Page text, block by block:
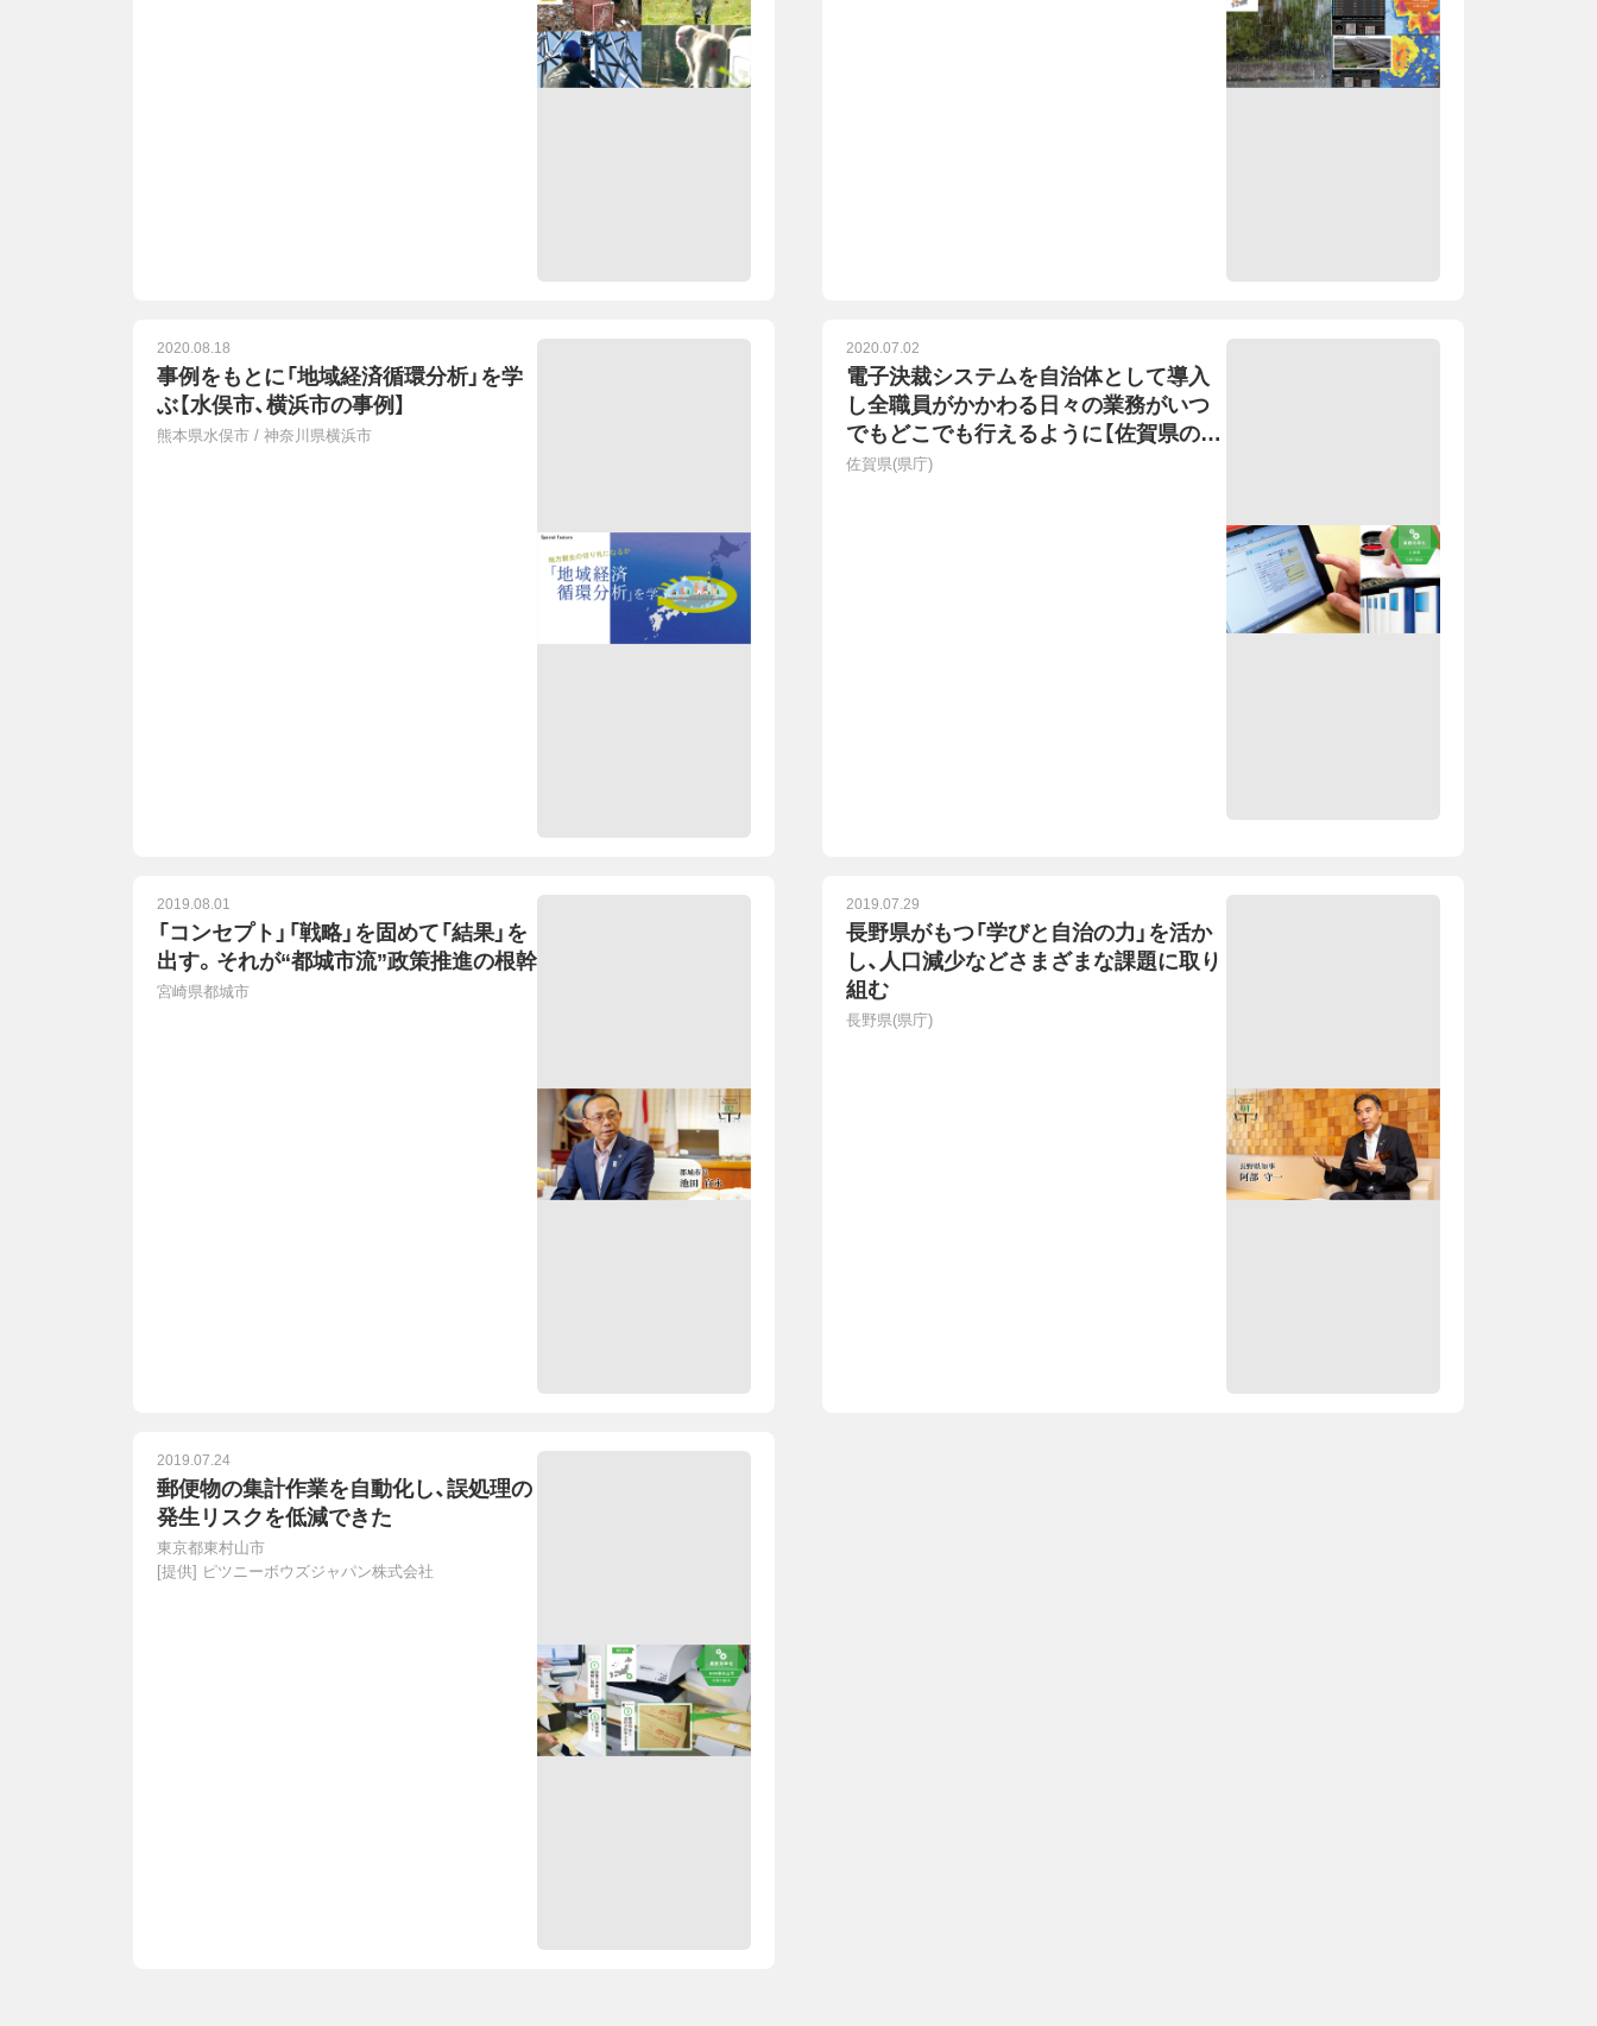
2020.08.18
事例をもとに「地域経済循環分析」を学
ぶ【水俣市、横浜市の事例】
熊本県水俣市 / 神奈川県横浜市
2020.07.02
電子決裁システムを自治体として導入
し全職員がかかわる日々の業務がいつ
でもどこでも行えるように【佐賀県の取
組事例】
佐賀県(県庁)
2019.08.01
「コンセプト」「戦略」を固めて「結果」を
出す。それが“都城市流”政策推進の根幹
宮崎県都城市
2019.07.29
長野県がもつ「学びと自治の力」を活か
し、人口減少などさまざまな課題に取り
組む
長野県(県庁)
2019.07.24
郵便物の集計作業を自動化し、誤処理の
発生リスクを低減できた
東京都東村山市
[提供] ピツニーボウズジャパン株式会社